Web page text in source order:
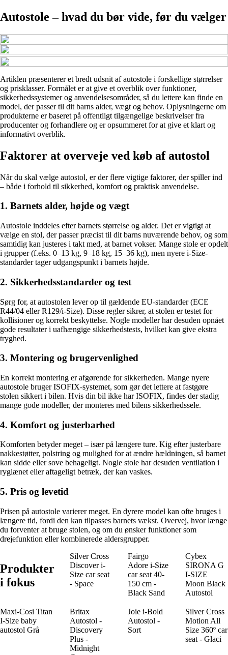
Autostole – hvad du bør vide, før du vælger
Artiklen præsenterer et bredt udsnit af autostole i forskellige størrelser
og prisklasser. Formålet er at give et overblik over funktioner,
sikkerhedssystemer og anvendelsesområder, så du lettere kan finde en
model, der passer til dit barns alder, vægt og behov. Oplysningerne om
produkterne er baseret på offentligt tilgængelige beskrivelser fra
producenter og forhandlere og er opsummeret for at give et klart og
informativt overblik.
Faktorer at overveje ved køb af autostol
Når du skal vælge autostol, er der flere vigtige faktorer, der spiller ind
– både i forhold til sikkerhed, komfort og praktisk anvendelse.
1. Barnets alder, højde og vægt
Autostole inddeles efter barnets størrelse og alder. Det er vigtigt at
vælge en stol, der passer præcist til dit barns nuværende behov, og som
samtidig kan justeres i takt med, at barnet vokser. Mange stole er opdelt
i grupper (f.eks. 0–13 kg, 9–18 kg, 15–36 kg), men nyere i-Size-
standarder tager udgangspunkt i barnets højde.
2. Sikkerhedsstandarder og test
Sørg for, at autostolen lever op til gældende EU-standarder (ECE
R44/04 eller R129/i-Size). Disse regler sikrer, at stolen er testet for
kollisioner og korrekt beskyttelse. Nogle modeller har desuden opnået
gode resultater i uafhængige sikkerhedstests, hvilket kan give ekstra
tryghed.
3. Montering og brugervenlighed
En korrekt montering er afgørende for sikkerheden. Mange nyere
autostole bruger ISOFIX-systemet, som gør det lettere at fastgøre
stolen sikkert i bilen. Hvis din bil ikke har ISOFIX, findes der stadig
mange gode modeller, der monteres med bilens sikkerhedssele.
4. Komfort og justerbarhed
Komforten betyder meget – især på længere ture. Kig efter justerbare
nakkestøtter, polstring og mulighed for at ændre hældningen, så barnet
kan sidde eller sove behageligt. Nogle stole har desuden ventilation i
ryglænet eller aftageligt betræk, der kan vaskes.
5. Pris og levetid
Prisen på autostole varierer meget. En dyrere model kan ofte bruges i
længere tid, fordi den kan tilpasses barnets vækst. Overvej, hvor længe
du forventer at bruge stolen, og om du ønsker funktioner som
drejefunktion eller kombinerede aldersgrupper.
Produkter
i fokus
Silver Cross
Discover i-
Size car seat
- Space
Fairgo
Adore i-Size
car seat 40-
150 cm -
Black Sand
Cybex
SIRONA G
I-SIZE
Moon Black
Autostol
Maxi-Cosi Titan
I-Size baby
autostol Grå
Britax
Autostol -
Discovery
Plus -
Midnight
Joie i-Bold
Autostol -
Sort
Silver Cross
Motion All
Size 360º car
seat - Glaci